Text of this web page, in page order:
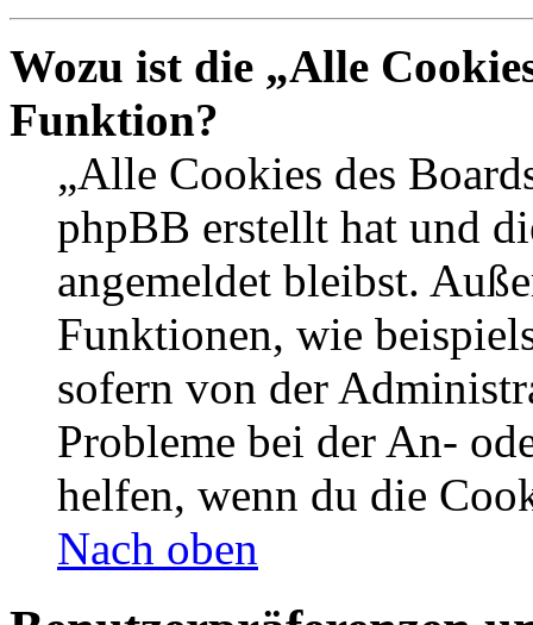
Wozu ist die „Alle
Funktion?
„Alle Cookies des
phpBB erstellt hat und
angemeldet bleibst.
Funktionen, wie
sofern von der
Probleme bei der An-
helfen, wenn du die
Nach oben